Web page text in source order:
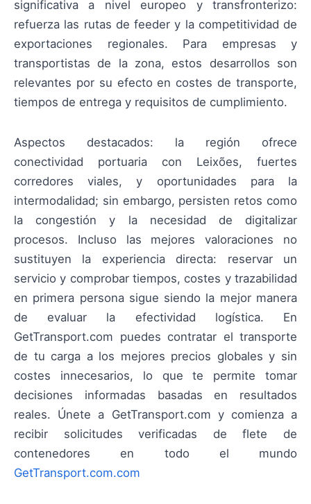
significativa a nivel europeo y transfronterizo:
refuerza las rutas de feeder y la competitividad de
exportaciones regionales. Para empresas y
transportistas de la zona, estos desarrollos son
relevantes por su efecto en costes de transporte,
tiempos de entrega y requisitos de cumplimiento.
Aspectos destacados: la región ofrece
conectividad portuaria con Leixões, fuertes
corredores viales, y oportunidades para la
intermodalidad; sin embargo, persisten retos como
la congestión y la necesidad de digitalizar
procesos. Incluso las mejores valoraciones no
sustituyen la experiencia directa: reservar un
servicio y comprobar tiempos, costes y trazabilidad
en primera persona sigue siendo la mejor manera
de evaluar la efectividad logística. En
GetTransport.com puedes contratar el transporte
de tu carga a los mejores precios globales y sin
costes innecesarios, lo que te permite tomar
decisiones informadas basadas en resultados
reales. Únete a GetTransport.com y comienza a
recibir solicitudes verificadas de flete de
contenedores en todo el mundo
GetTransport.com.com